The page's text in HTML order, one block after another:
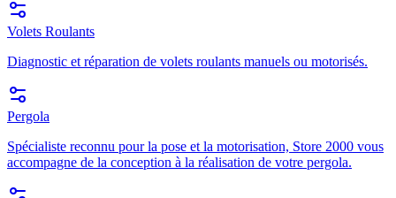
Volets Roulants
Diagnostic et réparation de volets roulants manuels ou motorisés.
Pergola
Spécialiste reconnu pour la pose et la motorisation, Store 2000 vous
accompagne de la conception à la réalisation de votre pergola.